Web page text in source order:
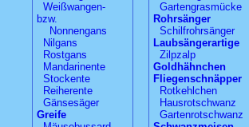
Weißwangen-
bzw.
Nonnengans
Nilgans
Rostgans
Mandarinente
Stockente
Reiherente
Gänsesäger
Greife
Gartengrasmücke
Rohrsänger
Schilfrohrsänger
Laubsängerartige
Zilpzalp
Goldhähnchen
Fliegenschnäpper
Rotkehlchen
Hausrotschwanz
Gartenrotschwanz